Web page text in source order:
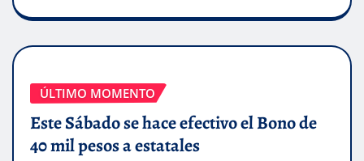
ÚLTIMO MOMENTO
Este Sábado se hace efectivo el Bono de
40 mil pesos a estatales